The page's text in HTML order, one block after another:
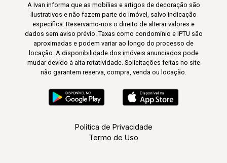
A Ivan informa que as mobílias e artigos de decoração são
ilustrativos e não fazem parte do imóvel, salvo indicação
específica. Reservamo-nos o direito de alterar valores e
dados sem aviso prévio. Taxas como condomínio e IPTU são
aproximadas e podem variar ao longo do processo de
locação. A disponibilidade dos imóveis anunciados pode
mudar devido à alta rotatividade. Solicitações feitas no site
não garantem reserva, compra, venda ou locação.
Política de Privacidade
Termo de Uso